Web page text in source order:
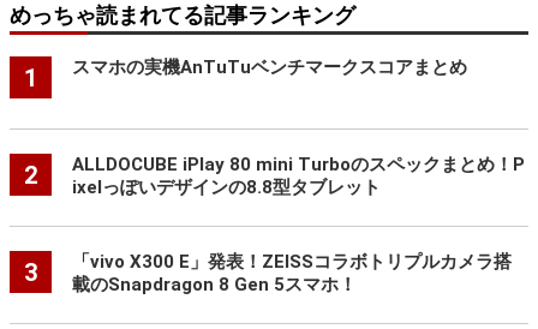
めっちゃ読まれてる記事ランキング
1 スマホの実機AnTuTuベンチマークスコアまとめ
2
ALLDOCUBE iPlay 80 mini Turboのスペックまとめ！P
ixelっぽいデザインの8.8型タブレット
3
「vivo X300 E」発表！ZEISSコラボトリプルカメラ搭
載のSnapdragon 8 Gen 5スマホ！